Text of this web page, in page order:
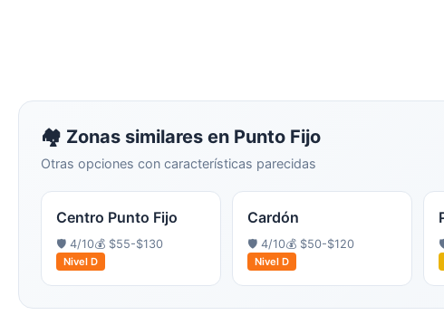
🏘️ Zonas similares en Punto Fijo
Otras opciones con características parecidas
Centro Punto Fijo
🛡️ 4/10💰 $55-$130
Nivel D
Cardón
🛡️ 4/10💰 $50-$120
Nivel D